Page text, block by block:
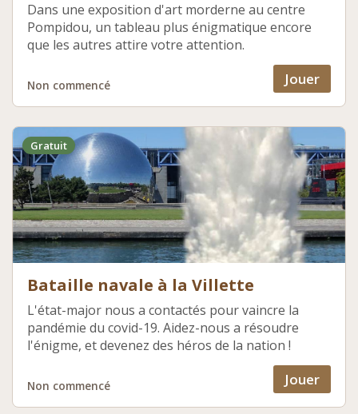
Dans une exposition d'art morderne au centre
Pompidou, un tableau plus énigmatique encore
que les autres attire votre attention.
Non commencé Jouer
Gratuit
Bataille navale à la Villette
L'état-major nous a contactés pour vaincre la
pandémie du covid-19. Aidez-nous a résoudre
l'énigme, et devenez des héros de la nation !
Non commencé Jouer